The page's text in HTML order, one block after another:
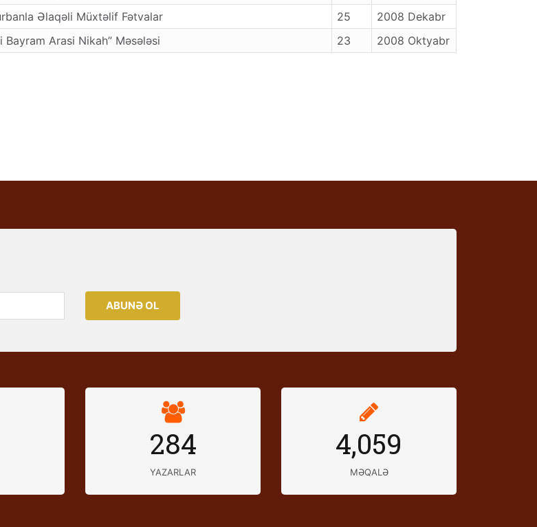
Əlaqəli Müxtəlif Fətvalar 25
2008 Dekabr
Bayram Arasi Nikah” Məsələsi 23 2008 Oktyabr
ABUNƏ OL
284
YAZARLAR
4,059
MƏQALƏ